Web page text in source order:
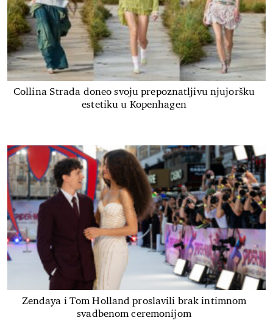
Collina Strada doneo svoju prepoznatljivu njujoršku
estetiku u Kopenhagen
Zendaya i Tom Holland proslavili brak intimnom
svadbenom ceremonijom